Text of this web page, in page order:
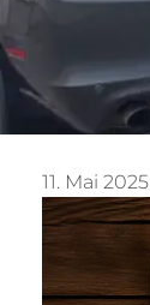
11. Mai 2025